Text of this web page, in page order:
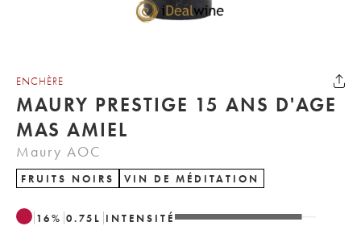
ENCHÈRE
MAURY PRESTIGE 15 ANS D'AGE
MAS AMIEL
Maury AOC
FRUITS NOIRS VIN DE MÉDITATION
16% 0.75 L INTENSITÉ